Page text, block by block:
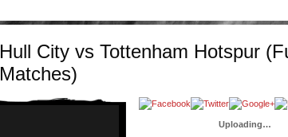
Hull City vs Tottenham Hotspur
Matches)
Uploading…